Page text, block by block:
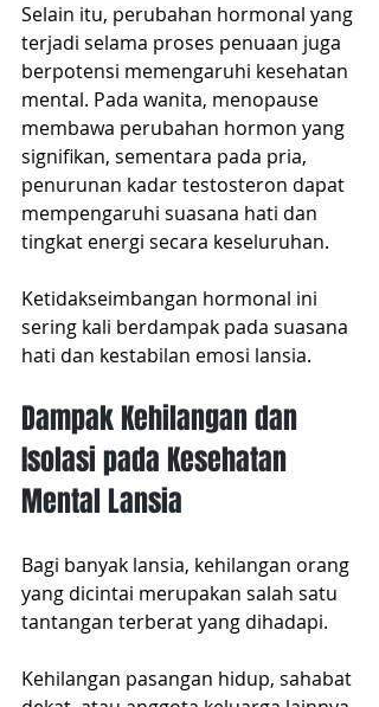
Selain itu, perubahan hormonal yang
terjadi selama proses penuaan juga
berpotensi memengaruhi kesehatan
mental. Pada wanita, menopause
membawa perubahan hormon yang
signifikan, sementara pada pria,
penurunan kadar testosteron dapat
mempengaruhi suasana hati dan
tingkat energi secara keseluruhan.
Ketidakseimbangan hormonal ini
sering kali berdampak pada suasana
hati dan kestabilan emosi lansia.
Dampak Kehilangan dan
Isolasi pada Kesehatan
Mental Lansia
Bagi banyak lansia, kehilangan orang
yang dicintai merupakan salah satu
tantangan terberat yang dihadapi.
Kehilangan pasangan hidup, sahabat